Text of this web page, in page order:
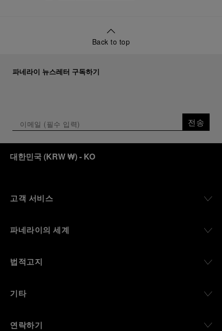
Back to top
파네라이 뉴스레터 구독하기
전송
대한민국(KRW ₩)- KO
고객 서비스
파네라이의 세계
법적고지
기타
연락하기